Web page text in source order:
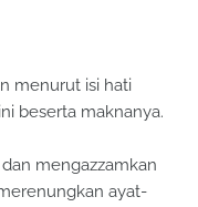
menurut isi hati
beserta maknanya.
mengazzamkan
ayat-